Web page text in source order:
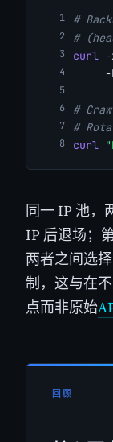
#
#
curl -
#
#
curl
同一 IP 池，
IP 后退场；
两者之间选
制，这与在
点而非原始
回顾